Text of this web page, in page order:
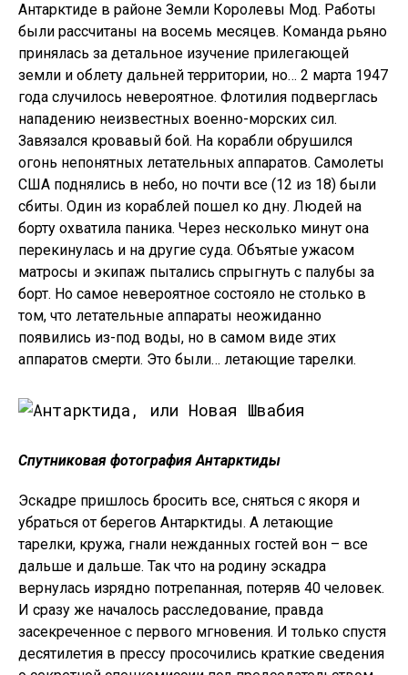
Антарктиде в районе Земли Королевы Мод. Работы
были рассчитаны на восемь месяцев. Команда рьяно
принялась за детальное изучение прилегающей
земли и облету дальней территории, но… 2 марта 1947
года случилось невероятное. Флотилия подверглась
нападению неизвестных военно-морских сил.
Завязался кровавый бой. На корабли обрушился
огонь непонятных летательных аппаратов. Самолеты
США поднялись в небо, но почти все (12 из 18) были
сбиты. Один из кораблей пошел ко дну. Людей на
борту охватила паника. Через несколько минут она
перекинулась и на другие суда. Объятые ужасом
матросы и экипаж пытались спрыгнуть с палубы за
борт. Но самое невероятное состояло не столько в
том, что летательные аппараты неожиданно
появились из-под воды, но в самом виде этих
аппаратов смерти. Это были… летающие тарелки.
Спутниковая фотография Антарктиды
Эскадре пришлось бросить все, сняться с якоря и
убраться от берегов Антарктиды. А летающие
тарелки, кружа, гнали нежданных гостей вон – все
дальше и дальше. Так что на родину эскадра
вернулась изрядно потрепанная, потеряв 40 человек.
И сразу же началось расследование, правда
засекреченное с первого мгновения. И только спустя
десятилетия в прессу просочились краткие сведения